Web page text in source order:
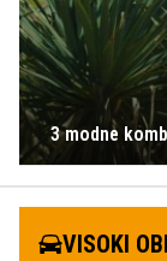
3 modne
VISOKI